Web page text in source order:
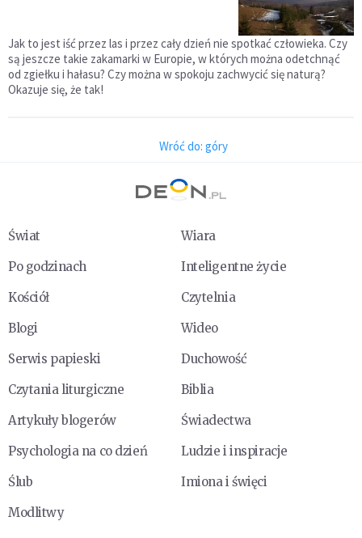
Jak to jest iść przez las i przez cały dzień nie spotkać człowieka. Czy
są jeszcze takie zakamarki w Europie, w których można odetchnąć
od zgiełku i hałasu? Czy można w spokoju zachwycić się naturą?
Okazuje się, że tak!
Wróć do: góry
Świat
Wiara
Po godzinach
Inteligentne życie
Kościół
Czytelnia
Blogi
Wideo
Serwis papieski
Duchowość
Czytania liturgiczne
Biblia
Artykuły blogerów
Świadectwa
Psychologia na co dzień
Ludzie i inspiracje
Ślub
Imiona i święci
Modlitwy